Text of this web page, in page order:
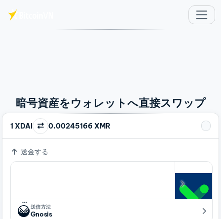
暗号資産をウォレットへ直接スワップ
1 XDAI 0.00245166 XMR
送金する
…
送信方法
Gnosis